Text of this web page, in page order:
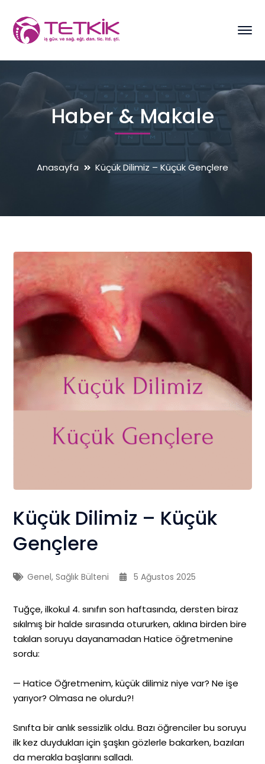
Haber & Makale
Anasayfa Küçük Dilimiz – Küçük Gençlere
Küçük Dilimiz – Küçük
Gençlere
Genel,Sağlık Bülteni 5 Ağustos 2025
Tuğçe, ilkokul 4. sınıfın son haftasında, dersten biraz
sıkılmış bir halde sırasında otururken, aklına birden bire
takılan soruyu dayanamadan Hatice öğretmenine
sordu:
— Hatice Öğretmenim, küçük dilimiz niye var? Ne işe
yarıyor? Olmasa ne olurdu?!
Sınıfta bir anlık sessizlik oldu. Bazı öğrenciler bu soruyu
ilk kez duydukları için şaşkın gözlerle bakarken, bazıları
da merakla başlarını salladı.